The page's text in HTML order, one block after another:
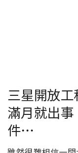
三星開放
滿月就出
件…